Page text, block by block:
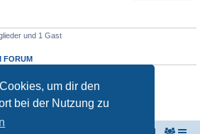
um dir den
bei der Nutzung zu
und 1 Gast
FORUM
in diesem Forum erstellen.
Forumnichtändern.
Forum nicht löschen.